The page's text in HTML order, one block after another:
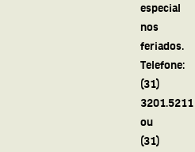
especial
nos
feriados.
Telefone:
(31)
3201.5211
ou
(31)